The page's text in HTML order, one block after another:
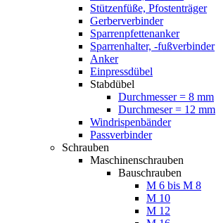
Stützenfüße, Pfostenträger
Gerberverbinder
Sparrenpfettenanker
Sparrenhalter, -fußverbinder
Anker
Einpressdübel
Stabdübel
Durchmesser = 8 mm
Durchmeser = 12 mm
Windrispenbänder
Passverbinder
Schrauben
Maschinenschrauben
Bauschrauben
M 6 bis M 8
M 10
M 12